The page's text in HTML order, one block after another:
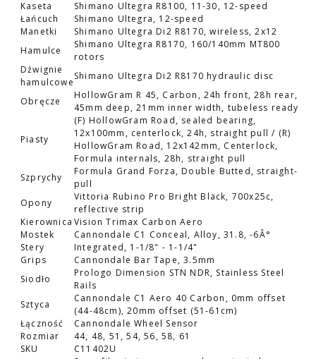
Kaseta
Shimano Ultegra R8100, 11-30, 12-speed
Łańcuch
Shimano Ultegra, 12-speed
Manetki
Shimano Ultegra Di2 R8170, wireless, 2x12
Hamulce
Shimano Ultegra R8170, 160/140mm MT800
rotors
Dźwignie
hamulcowe
Shimano Ultegra Di2 R8170 hydraulic disc
Obręcze
HollowGram R 45, Carbon, 24h front, 28h rear,
45mm deep, 21mm inner width, tubeless ready
Piasty
(F) HollowGram Road, sealed bearing,
12x100mm, centerlock, 24h, straight pull / (R)
HollowGram Road, 12x142mm, Centerlock,
Formula internals, 28h, straight pull
Szprychy
Formula Grand Forza, Double Butted, straight-
pull
Opony
Vittoria Rubino Pro Bright Black, 700x25c,
reflective strip
Kierownica Vision Trimax Carbon Aero
Mostek
Cannondale C1 Conceal, Alloy, 31.8, -6Â°
Stery
Integrated, 1-1/8" - 1-1/4"
Grips
Cannondale Bar Tape, 3.5mm
Siodło
Prologo Dimension STN NDR, Stainless Steel
Rails
Sztyca
Cannondale C1 Aero 40 Carbon, 0mm offset
(44-48cm), 20mm offset (51-61cm)
Łączność
Cannondale Wheel Sensor
Rozmiar
44, 48, 51, 54, 56, 58, 61
SKU
C11402U